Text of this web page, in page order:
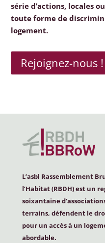
série d’actions, locales
toute forme de
logement.
Rejoignez-nous !
L’asbl Rassemblement
l’Habitat (RBDH) est un
soixantaine
terrains, défendent le
pour un accès à un
abordable.